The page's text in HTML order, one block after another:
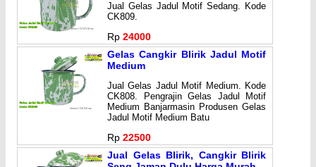
Jual Gelas Jadul Motif Sedang. Kode
CK809.
Rp 24000
Gelas Cangkir Blirik Jadul Motif
Medium
Jual Gelas Jadul Motif Medium. Kode
CK808. Pengrajin Gelas Jadul Motif
Medium Banjarmasin Produsen Gelas
Jadul Motif Medium Batu
Rp 22500
Jual Gelas Blirik, Cangkir Blirik